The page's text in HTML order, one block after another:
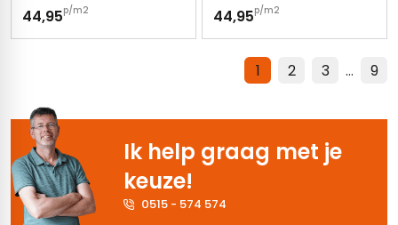
44,95p/m2 44,95p/m2
1 2 3 … 9
Ik help graag met je
keuze!
0515 - 574 574